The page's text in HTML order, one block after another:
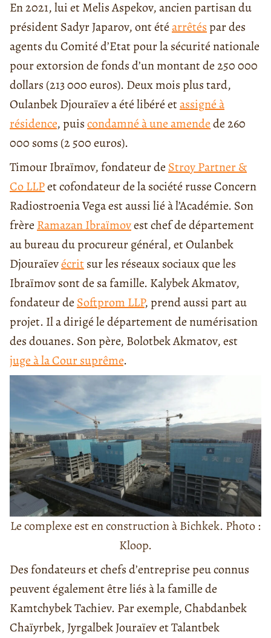
En 2021, lui et Melis Aspekov, ancien partisan du
président Sadyr Japarov, ont étéarrêtéspar des
agents du Comité d’Etat pour la sécurité nationale
pour extorsion de fonds d’un montant de 250 000
dollars (213 000 euros). Deux mois plus tard,
Oulanbek Djouraïev a été libéré etassigné à
résidence, puiscondamné à une amendede 260
000 soms (2 500 euros).
Timour Ibraïmov, fondateur de Stroy Partner &
Co LLPet cofondateur de la société russe Concern
Radiostroenia Vega est aussi lié à l’Académie. Son
frère Ramazan Ibraïmovest chef de département
au bureau du procureur général, et Oulanbek
Djouraïevécritsur les réseaux sociaux que les
Ibraïmov sont de sa famille. Kalybek Akmatov,
fondateur de Softprom LLP, prend aussi part au
projet. Il a dirigé le département de numérisation
des douanes. Son père, Bolotbek Akmatov, est
juge à la Cour suprême.
Le complexe est en construction à Bichkek. Photo :
Kloop.
Des fondateurs et chefs d’entreprise peu connus
peuvent également être liés à la famille de
Kamtchybek Tachiev. Par exemple, Chabdanbek
Chaïyrbek, Jyrgalbek Jouraïev et Talantbek